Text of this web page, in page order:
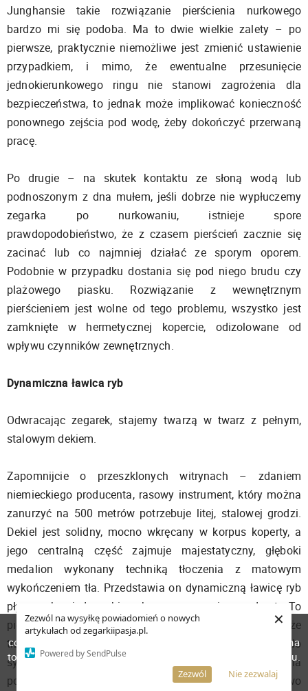
Zezwól na wysyłkę powiadomień o nowych
artykułach od zegarkiipasja.pl.
Powered by SendPulse
Nie zezwalaj
Zezwól
×
Junghansie takie rozwiązanie pierścienia nurkowego
bardzo mi się podoba. Ma to dwie wielkie zalety – po
pierwsze, praktycznie niemożliwe jest zmienić ustawienie
przypadkiem, i mimo, że ewentualne przesunięcie
jednokierunkowego ringu nie stanowi zagrożenia dla
bezpieczeństwa, to jednak może implikować konieczność
ponownego zejścia pod wodę, żeby dokończyć przerwaną
pracę.
Po drugie – na skutek kontaktu ze słoną wodą lub
podnoszonym z dna mułem, jeśli dobrze nie wypłuczemy
zegarka po nurkowaniu, istnieje spore
prawdopodobieństwo, że z czasem pierścień zacznie się
zacinać lub co najmniej działać ze sporym oporem.
Podobnie w przypadku dostania się pod niego brudu czy
plażowego piasku. Rozwiązanie z wewnętrznym
pierścieniem jest wolne od tego problemu, wszystko jest
zamknięte w hermetycznej kopercie, odizolowane od
wpływu czynników zewnętrznych.
Dynamiczna ławica ryb
Odwracając zegarek, stajemy twarzą w twarz z pełnym,
stalowym dekiem.
Zapomnijcie o przeszklonych witrynach – zdaniem
niemieckiego producenta, rasowy instrument, który można
zanurzyć na 500 metrów potrzebuje litej, stalowej grodzi.
Dekiel jest solidny, mocno wkręcany w korpus koperty, a
jego centralną część zajmuje majestatyczny, głęboki
medalion wykonany techniką tłoczenia z matowym
wykończeniem tła. Przedstawia on dynamiczną ławicę ryb
płynących w jednym kierunku przez oceaniczne odmęty. To
piękny, artystyczny wręcz detal, który uświadamia nam, że
trzymamy w ręku dzieło sztuki inżynieryjnej stworzone do
symbiozy z morską fauną i florą. Wokół medalionu, na
polerowanym ringu, wygrawerowano laserowo
W celu poprawienia jakości usług korzystamy z plików
cookies. Pozostanie na stronie oznacza, iż wyrażasz zgodę na
to, że pliki cookies będą przechowywane w Twoim urządzeniu.
Więcej informacji